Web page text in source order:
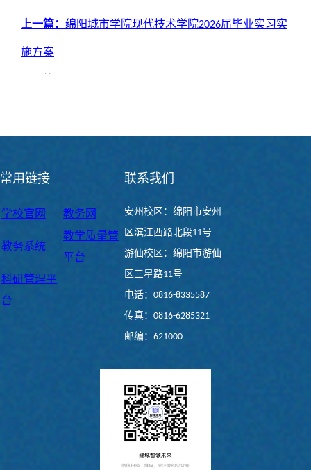
上一篇： 绵阳城市学院现代技术学院2026届毕业实习实
施方案
常用链接
学校官网 教务网
教务系统
教学质量管
平台
科研管理平
台
联系我们
安州校区：绵阳市安州
区滨江西路北段11号
游仙校区：绵阳市游仙
区三星路11号
电话：0816-8335587
传真：0816-6285321
邮编：621000